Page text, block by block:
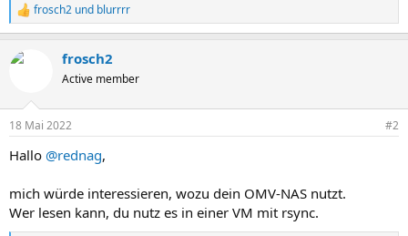
R
e
k
e
:
frosch2 und blurrrr
frosch2
Active member
18 Mai 2022 #2
Hallo @rednag,
mich würde interessieren, wozu dein OMV-NAS nutzt.
Wer lesen kann, du nutz es in einer VM mit rsync.